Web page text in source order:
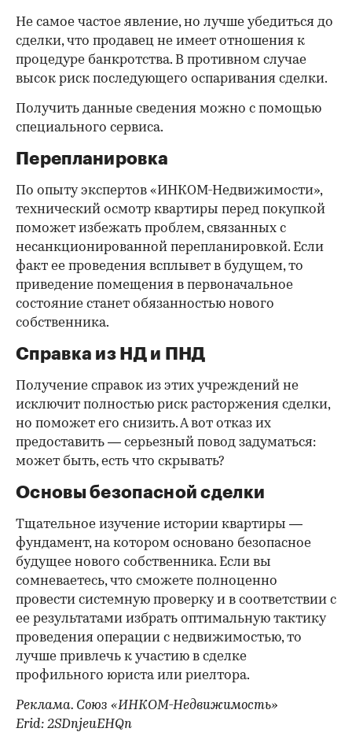
Не самое частое явление, но лучше убедиться до
сделки, что продавец не имеет отношения к
процедуре банкротства. В противном случае
высок риск последующего оспаривания сделки.
Получить данные сведения можно с помощью
специального сервиса.
Перепланировка
По опыту экспертов «ИНКОМ-Недвижимости»,
технический осмотр квартиры перед покупкой
поможет избежать проблем, связанных с
несанкционированной перепланировкой. Если
факт ее проведения всплывет в будущем, то
приведение помещения в первоначальное
состояние станет обязанностью нового
собственника.
Справка из НД и ПНД
Получение справок из этих учреждений не
исключит полностью риск расторжения сделки,
но поможет его снизить. А вот отказ их
предоставить — серьезный повод задуматься:
может быть, есть что скрывать?
Основы безопасной сделки
Тщательное изучение истории квартиры —
фундамент, на котором основано безопасное
будущее нового собственника. Если вы
сомневаетесь, что сможете полноценно
провести системную проверку и в соответствии с
ее результатами избрать оптимальную тактику
проведения операции с недвижимостью, то
лучше привлечь к участию в сделке
профильного юриста или риелтора.
Реклама. Союз «ИНКОМ-Недвижимость»
Erid: 2SDnjeuEHQn